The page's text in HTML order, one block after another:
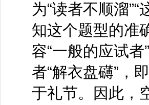
为“读者不顺溜
知这个题型的准
容“一般的应试
者“解衣盘礴”，
于礼节。因此，